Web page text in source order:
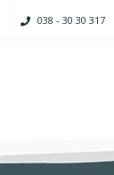
038 - 30 30 317